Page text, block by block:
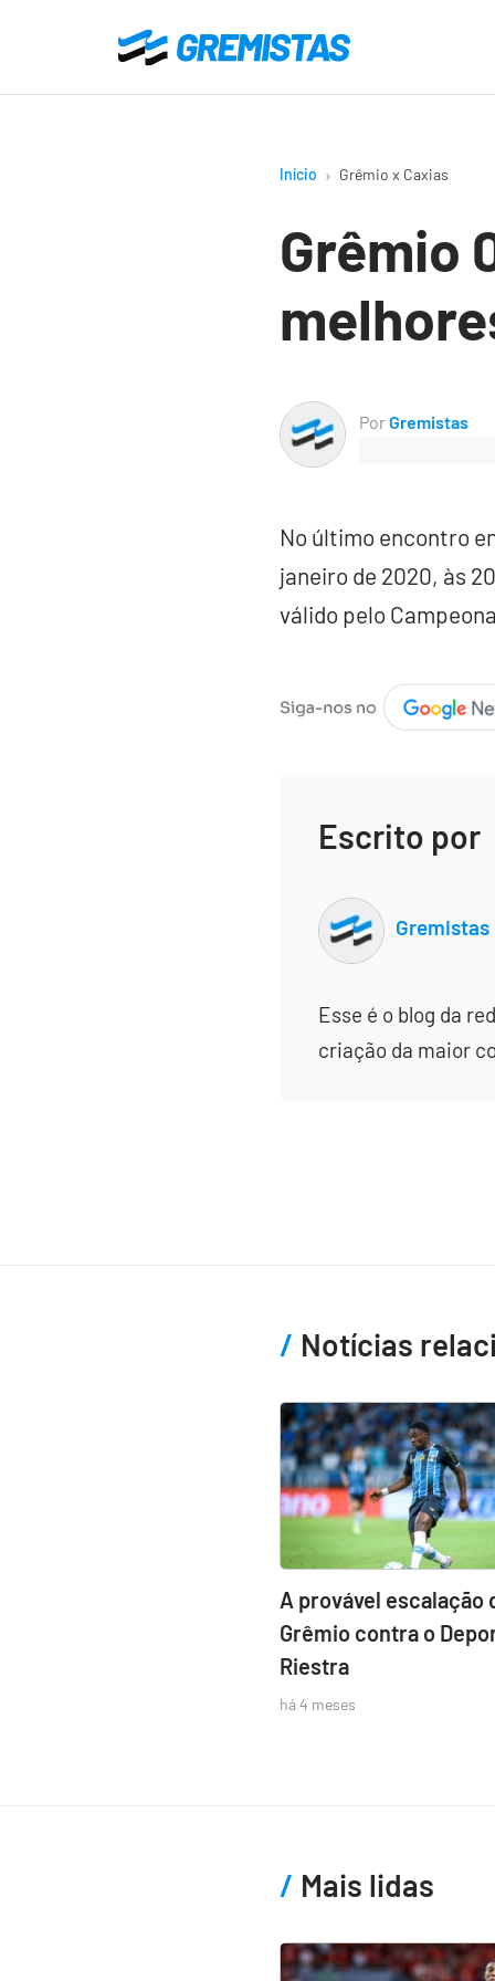
o
Gremistas
Início Grêmio x Caxias
Grêmio
PorGremistas
No último encontro
janeiro de 2020, às
válido pelo
Escrito por
Gremistas
Esse é o blog da
criação da maior
Notícias
A provável escalação
Grêmio contra o
Riestra
há 4 meses
Mais lidas